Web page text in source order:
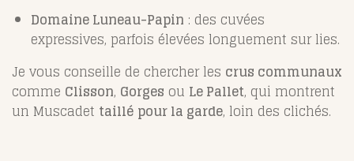
Domaine Luneau-Papin : des cuvées
expressives, parfois élevées longuement sur lies.
Je vous conseille de chercher les crus communaux
comme Clisson, Gorges ou Le Pallet, qui montrent
un Muscadet taillé pour la garde, loin des clichés.